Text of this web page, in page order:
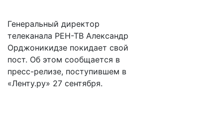
Генеральный директор
телеканала РЕН-ТВ Александр
Орджоникидзе покидает свой
пост. Об этом сообщается в
пресс-релизе, поступившем в
«Ленту.ру» 27 сентября.